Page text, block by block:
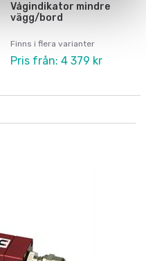
Vågindikator mindre
vägg/bord
Finns i flera varianter
Pris från: 4 379 kr